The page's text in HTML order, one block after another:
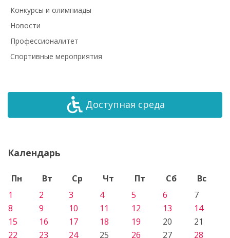
Конкурсы и олимпиады
Новости
Профессионалитет
Спортивные мероприятия
Доступная среда
Календарь
Пн Вт Ср Чт Пт Сб
Вс
1
2 3 4 5 6
7
8
9 10 11 12 13
14
15
16 17 18 19 20
21
22
23 24 25 26 27 28